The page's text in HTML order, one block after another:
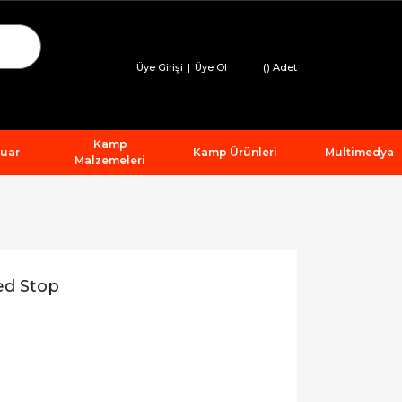
Üye Girişi | Üye Ol () Adet
Kamp
Malzemeleri
Kamp Ürünleri Multimedya
Stop